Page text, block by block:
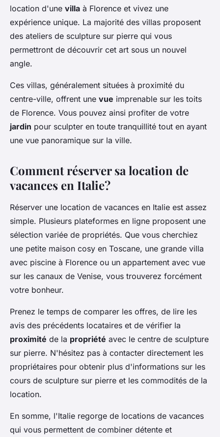
location d'une villa à Florence et vivez une
expérience unique. La majorité des villas proposent
des ateliers de sculpture sur pierre qui vous
permettront de découvrir cet art sous un nouvel
angle.
Ces villas, généralement situées à proximité du
centre-ville, offrent une vue imprenable sur les toits
de Florence. Vous pouvez ainsi profiter de votre
jardin pour sculpter en toute tranquillité tout en ayant
une vue panoramique sur la ville.
Comment réserver sa location de
vacances en Italie?
Réserver une location de vacances en Italie est assez
simple. Plusieurs plateformes en ligne proposent une
sélection variée de propriétés. Que vous cherchiez
une petite maison cosy en Toscane, une grande villa
avec piscine à Florence ou un appartement avec vue
sur les canaux de Venise, vous trouverez forcément
votre bonheur.
Prenez le temps de comparer les offres, de lire les
avis des précédents locataires et de vérifier la
proximité de la propriété avec le centre de sculpture
sur pierre. N'hésitez pas à contacter directement les
propriétaires pour obtenir plus d'informations sur les
cours de sculpture sur pierre et les commodités de la
location.
En somme, l'Italie regorge de locations de vacances
qui vous permettent de combiner détente et